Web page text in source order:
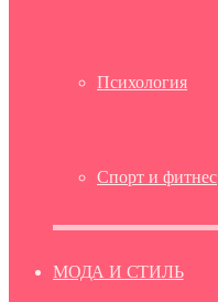
Психология
Спорт и фитнес
МОДА И СТИЛЬ